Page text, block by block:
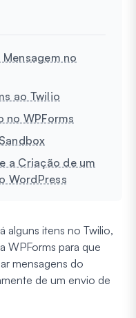
no
ao Twilio
no WPForms
a Criação de um
WordPress
alguns itens no Twilio,
WPForms para que
mensagens do
de um envio de